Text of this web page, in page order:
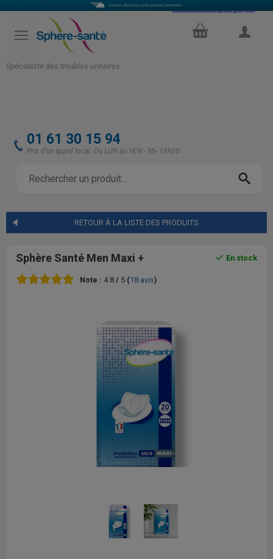
Spécialiste des troubles urinaires
Select Language
PANIER
01 61 30 15 94
Prix d'un appel local. Du LUN au VEN - 9h- 18h30
RETOUR À LA LISTE DES PRODUITS
En stock
Sphère Santé Men Maxi +
Note : 4.8 / 5 (18 avis)